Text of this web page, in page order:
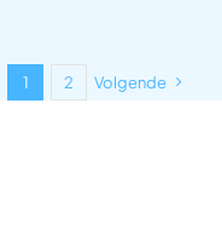
1 2 Volgende